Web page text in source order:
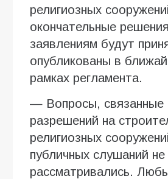
религиозных
окончательные
заявлениям будут
опубликованы в
рамках регламента.
— Вопросы, связанные
разрешений на
религиозных
публичных слушаний не
рассматривались.